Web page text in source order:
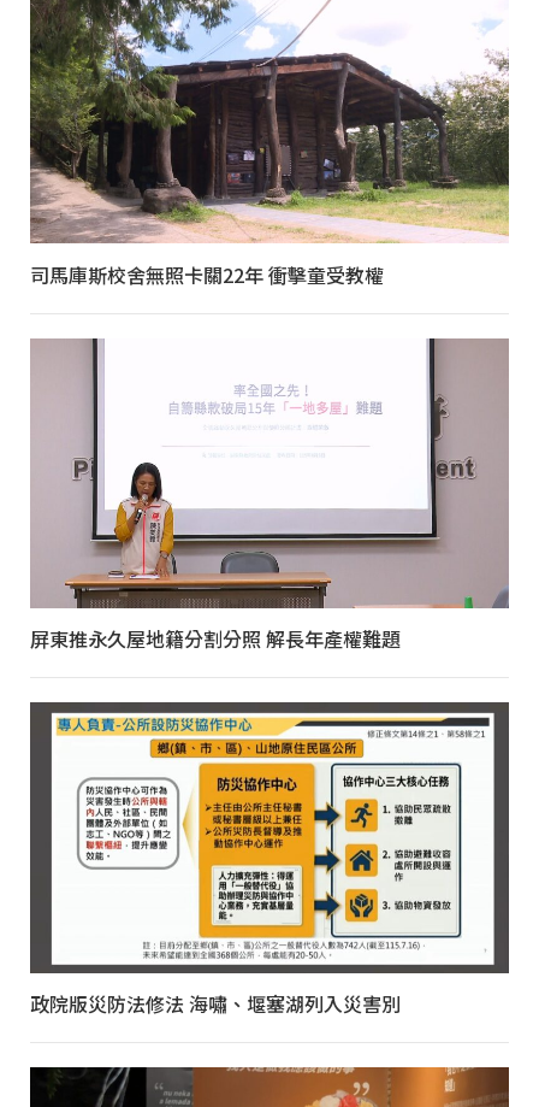
司馬庫斯校舍無照卡關22年 衝擊童受教權
屏東推永久屋地籍分割分照 解長年產權難題
政院版災防法修法 海嘯、堰塞湖列入災害別